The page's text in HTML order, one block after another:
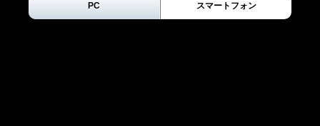
PC スマートフォン